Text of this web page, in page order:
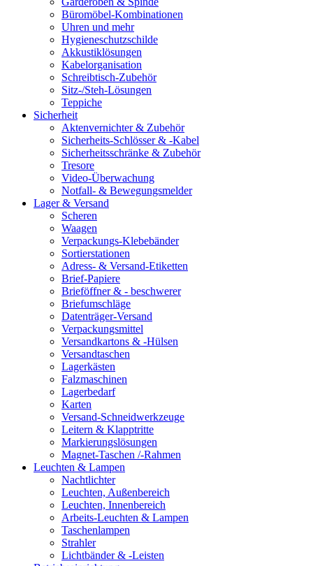
Büromöbel-Kombinationen
Uhren und mehr
Hygieneschutzschilde
Akkustiklösungen
Kabelorganisation
Schreibtisch-Zubehör
Sitz-/Steh-Lösungen
Teppiche
Sicherheit
Aktenvernichter & Zubehör
Sicherheits-Schlösser & -Kabel
Sicherheitsschränke & Zubehör
Tresore
Video-Überwachung
Notfall- & Bewegungsmelder
Lager & Versand
Scheren
Waagen
Verpackungs-Klebebänder
Sortierstationen
Adress- & Versand-Etiketten
Brief-Papiere
Brieföffner & - beschwerer
Briefumschläge
Datenträger-Versand
Verpackungsmittel
Versandkartons & -Hülsen
Versandtaschen
Lagerkästen
Falzmaschinen
Lagerbedarf
Karten
Versand-Schneidwerkzeuge
Leitern & Klapptritte
Markierungslösungen
Magnet-Taschen /-Rahmen
Leuchten & Lampen
Nachtlichter
Leuchten, Außenbereich
Leuchten, Innenbereich
Arbeits-Leuchten & Lampen
Taschenlampen
Strahler
Lichtbänder & -Leisten